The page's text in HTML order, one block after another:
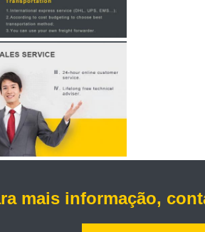
mais informação,